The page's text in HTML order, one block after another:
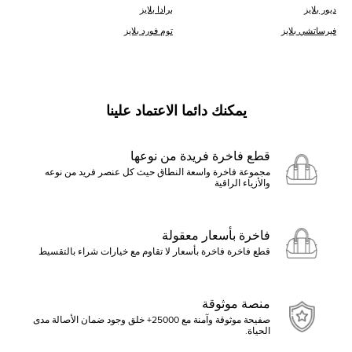
ديور بلايز برادا بلايز
فيرساتشي بلايز توم فورد بلايز
يمكنك دائما الاعتماد علينا
قطع فاخرة فريدة من نوعها
مجموعة فاخرة واسعة النطاق حيث كل عنصر فريد من نوعه
والأزياء الراقية
فاخرة بأسعار معقولة
قطع فاخرة فاخرة بأسعار لا تقاوم مع خيارات شراء بالتقسيط
منصة موثوقة
صفيحة موثوقة وآمنة مع 25000+ خلق وجود ضمان الأصالة مدى
الحياة.